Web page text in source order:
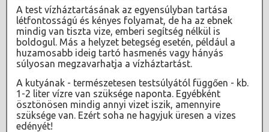
A test vízháztartásának az egyensúlyban tartása
létfontosságú és kényes folyamat, de ha az ebnek
mindig van tiszta vize, emberi segítség nélkül is
boldogul. Más a helyzet betegség esetén, például a
huzamosabb ideig tartó hasmenés vagy hányás
súlyosan megzavarhatja a vízháztartást.
A kutyának - természetesen testsúlyától függően - kb.
1-2 liter vízre van szüksége naponta. Egyébként
ösztönösen mindig annyi vizet iszik, amennyire
szüksége van. Ezért soha ne hagyjuk üresen a vizes
edényét!